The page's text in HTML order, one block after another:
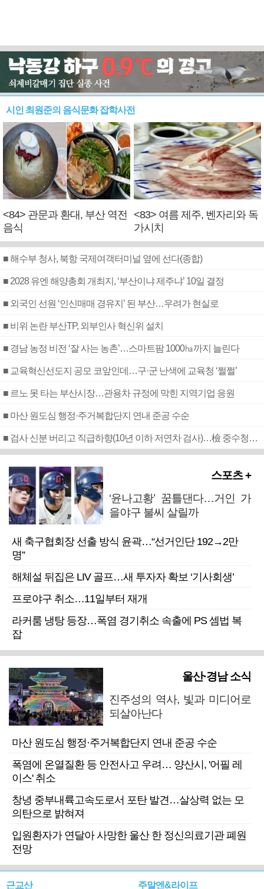
시인 최원준의 음식문화 잡학사전
<84> 관문과 환대, 부산 역전
음식
<83> 여름 제주, 벤자리와 독
가시치
■ 해수부 청사, 북항 국제여객터미널 옆에 선다(종합)
■ 2028 유엔 해양총회 개최지, ‘부산이냐 제주냐’ 10일 결정
■ 외국인 선원 ‘인신매매 경유지’ 된 부산…우려가 현실로
■ 비위 논란 부산TP, 외부인사 혁신위 설치
■ 경남 농정 비전 ‘잘 사는 농촌’…스마트팜 1000㏊까지 늘린다
■ 교육혁신선도지 공모 코앞인데…구·군 난색에 교육청 ‘쩔쩔’
■ 르노 못 타는 부산시장…관용차 규정에 막힌 지역기업 응원
■ 마산 원도심 행정·주거복합단지 연내 준공 수순
■ 검사 신분 버리고 직급하향(10년 이하 저연차 검사)…檢 중수청행 기피
스포츠 +
‘윤나고황’ 꿈틀댄다…거인 가
을야구 불씨 살릴까
새 축구협회장 선출 방식 윤곽…“선거인단 192→2만
명”
해체설 뒤집은 LIV 골프…새 투자자 확보 ‘기사회생’
프로야구 취소…11일부터 재개
라커룸 냉탕 등장…폭염 경기취소 속출에 PS 셈법 복
잡
울산·경남 소식
진주성의 역사, 빛과 미디어로
되살아난다
마산 원도심 행정·주거복합단지 연내 준공 수순
폭염에 온열질환 등 안전사고 우려… 양산시, '어필 레
이스' 취소
창녕 중부내륙고속도로서 포탄 발견…살상력 없는 모
의탄으로 밝혀져
입원환자가 연달아 사망한 울산 한 정신의료기관 폐원
전망
근교산 주말엔&라이프